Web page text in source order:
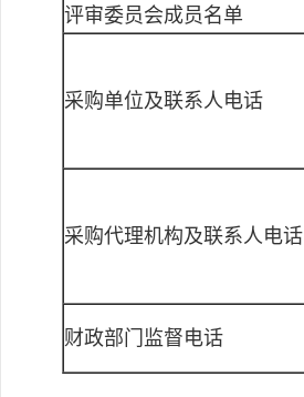
评审委员会成员名单
采购单位及联系人电话
采购代理机构及联系人电话
财政部门监督电话